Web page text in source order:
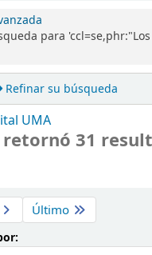
para
Refinar su búsqueda
UMA
retornó 31
Último